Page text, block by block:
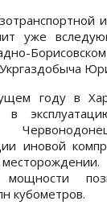
уже
году в
иновой
мощности
кубометров.